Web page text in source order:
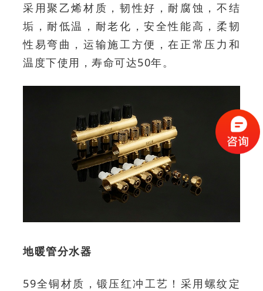
采用聚乙烯材质，韧性好，耐腐蚀，不结
垢，耐低温，耐老化，安全性能高，柔韧
性易弯曲，运输施工方便，在正常压力和
温度下使用，寿命可达50年。
地暖管分水器
59全铜材质，锻压红冲工艺！采用螺纹定